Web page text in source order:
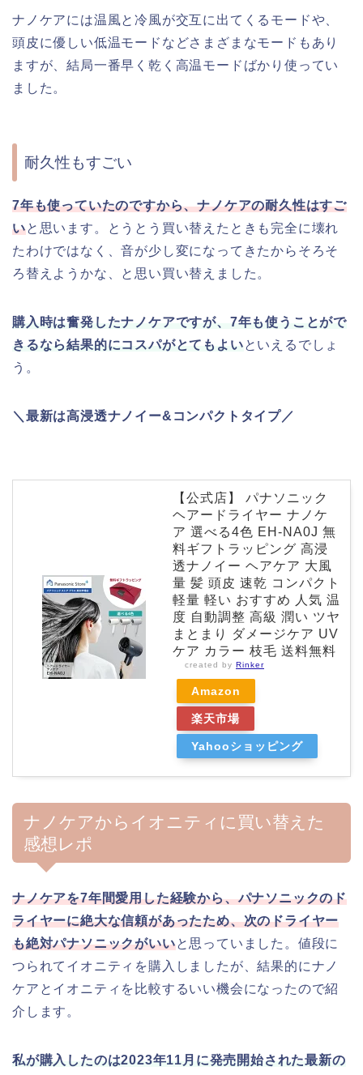
ナノケアには温風と冷風が交互に出てくるモードや、
頭皮に優しい低温モードなどさまざまなモードもあり
ますが、結局一番早く乾く高温モードばかり使ってい
ました。
耐久性もすごい
7年も使っていたのですから、ナノケアの耐久性はすご
いと思います。とうとう買い替えたときも完全に壊れ
たわけではなく、音が少し変になってきたからそろそ
ろ替えようかな、と思い買い替えました。
購入時は奮発したナノケアですが、7年も使うことがで
きるなら結果的にコスパがとてもよいといえるでしょ
う。
＼最新は高浸透ナノイー&コンパクトタイプ／
【公式店】 パナソニック
ヘアードライヤー ナノケ
ア 選べる4色 EH-NA0J 無
料ギフトラッピング 高浸
透ナノイー ヘアケア 大風
量 髪 頭皮 速乾 コンパクト
軽量 軽い おすすめ 人気 温
度 自動調整 高級 潤い ツヤ
まとまり ダメージケア UV
ケア カラー 枝毛 送料無料
created by Rinker
Amazon
楽天市場
Yahooショッピング
ナノケアからイオニティに買い替えた
感想レポ
ナノケアを7年間愛用した経験から、パナソニックのド
ライヤーに絶大な信頼があったため、次のドライヤー
も絶対パナソニックがいいと思っていました。値段に
つられてイオニティを購入しましたが、結果的にナノ
ケアとイオニティを比較するいい機会になったので紹
介します。
私が購入したのは2023年11月に発売開始された最新の